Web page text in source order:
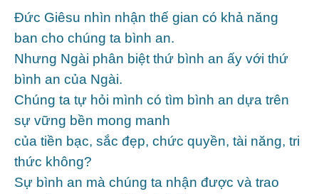
Đức Giêsu nhìn nhận thế gian có khả năng
ban cho chúng ta bình an.
Nhưng Ngài phân biệt thứ bình an ấy với thứ
bình an của Ngài.
Chúng ta tự hỏi mình có tìm bình an dựa trên
sự vững bền mong manh
của tiền bạc, sắc đẹp, chức quyền, tài năng, tri
thức không?
Sự bình an mà chúng ta nhận được và trao